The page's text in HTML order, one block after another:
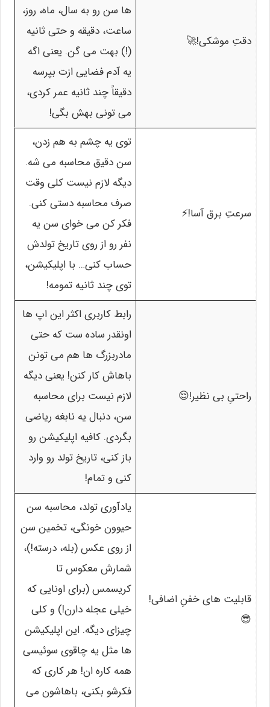
دقتِ موشکی!🚀
ها سن رو به سال، ماه، روز،
ساعت، دقیقه و حتی ثانیه
(!) بهت می گن. یعنی اگه
یه آدم فضایی ازت بپرسه
دقیقاً چند ثانیه عمر کردی،
می تونی بهش بگی!
سرعتِ برق آسا!⚡
توی یه چشم به هم زدن،
سن دقیق محاسبه می شه.
دیگه لازم نیست کلی وقت
صرف محاسبه دستی کنی.
فکر کن می خوای سن یه
نفر رو از روی تاریخ تولدش
حساب کنی… با اپلیکیشن،
توی چند ثانیه تمومه!
راحتیِ بی نظیر!😌
رابط کاربری اکثر این اپ ها
اونقدر ساده ست که حتی
مادربزرگ ها هم می تونن
باهاش کار کنن! یعنی دیگه
لازم نیست برای محاسبه
سن، دنبال یه نابغه ریاضی
بگردی. کافیه اپلیکیشن رو
باز کنی، تاریخ تولد رو وارد
کنی و تمام!
قابلیت های خفنِ اضافی!
😎
یادآوری تولد، محاسبه سن
حیوون خونگی، تخمین سن
از روی عکس (بله، درسته!)،
شمارش معکوس تا
کریسمس (برای اونایی که
خیلی عجله دارن!) و کلی
چیزای دیگه. این اپلیکیشن
ها مثل یه چاقوی سوئیسی
همه کاره ان! هر کاری که
فکرشو بکنی، باهاشون می